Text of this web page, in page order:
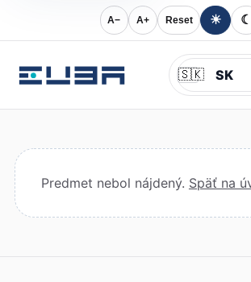
A− A+ Reset ☀ ☾
🇸🇰
Predmet nebol nájdený. Späť na